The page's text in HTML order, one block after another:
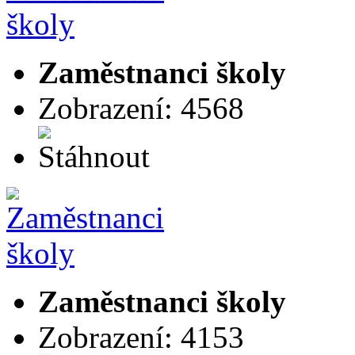
Zaměstnanci školy
Zobrazení: 4568
Zaměstnanci školy
Zobrazení: 4153